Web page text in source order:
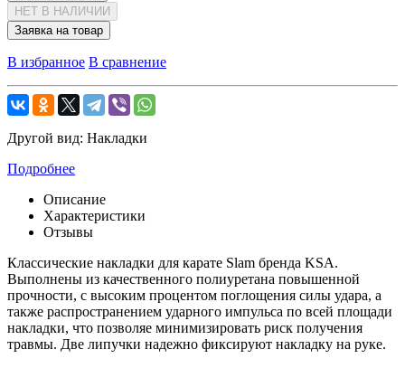
НЕТ В НАЛИЧИИ
Заявка на товар
В избранное В сравнение
Другой вид: Накладки
Подробнее
Описание
Характеристики
Отзывы
Классические накладки для карате Slam бренда KSA.
Выполнены из качественного полиуретана повышенной
прочности, с высоким процентом поглощения силы удара, а
также распространением ударного импульса по всей площади
накладки, что позволяе минимизировать риск получения
травмы. Две липучки надежно фиксируют накладку на руке.